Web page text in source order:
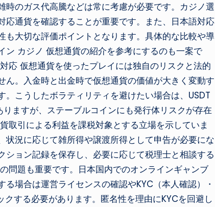
のガス代高騰などは常に考慮が必要です。カジノ選
通貨を確認することが重要です。また、日本語対応
大切な評価ポイントとなります。具体的な比較や導
カジノ 仮想通貨の紹介を参考にするのも一案で
応 仮想通貨を使ったプレイには独自のリスクと法的
。入金時と出金時で仮想通貨の価値が大きく変動す
こうしたボラティリティを避けたい場合は、USDT
ますが、ステーブルコインにも発行体リスクが存在
取引による利益を課税対象とする立場を示していま
況に応じて雑所得や譲渡所得として申告が必要にな
ョン記録を保存し、必要に応じて税理士と相談する
問題も重要です。日本国内でのオンラインギャンブ
場合は運営ライセンスの確認やKYC（本人確認）・
する必要があります。匿名性を理由にKYCを回避し